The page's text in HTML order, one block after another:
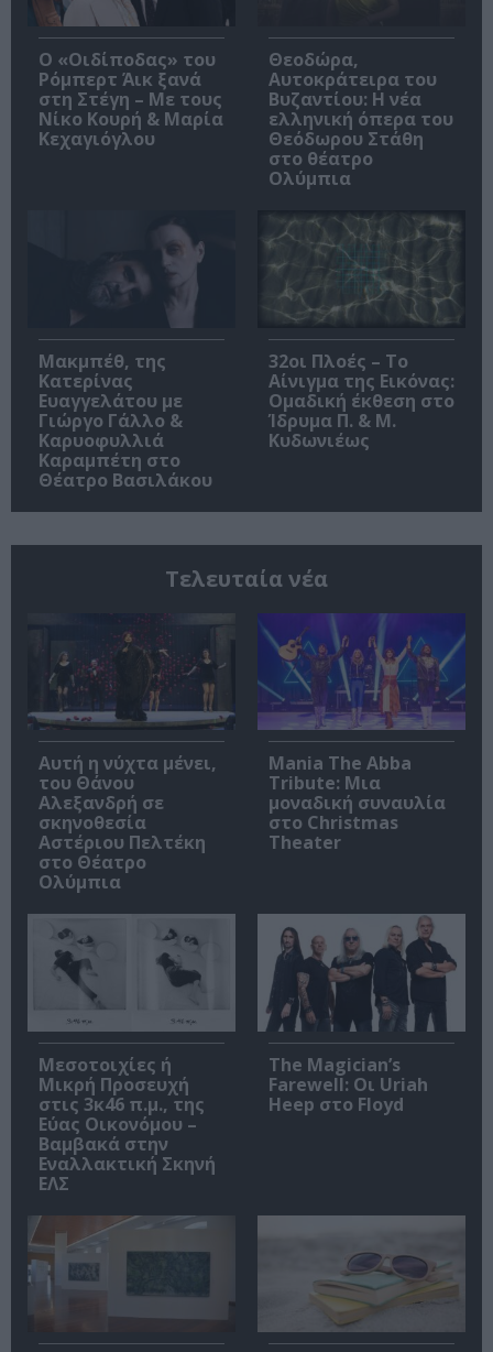
O «Οιδίποδας» του
Ρόμπερτ Άικ ξανά
στη Στέγη – Με τους
Νίκο Κουρή & Μαρία
Κεχαγιόγλου
Θεοδώρα,
Αυτοκράτειρα του
Βυζαντίου: Η νέα
ελληνική όπερα του
Θεόδωρου Στάθη
στο θέατρο
Ολύμπια
Μακμπέθ, της
Κατερίνας
Ευαγγελάτου με
Γιώργο Γάλλο &
Καρυοφυλλιά
Καραμπέτη στο
Θέατρο Βασιλάκου
32οι Πλοές – Το
Αίνιγμα της Εικόνας:
Ομαδική έκθεση στο
Ίδρυμα Π. & Μ.
Κυδωνιέως
Τελευταία νέα
Αυτή η νύχτα μένει,
του Θάνου
Αλεξανδρή σε
σκηνοθεσία
Αστέριου Πελτέκη
στο Θέατρο
Ολύμπια
Mania The Abba
Tribute: Μια
μοναδική συναυλία
στο Christmas
Theater
Μεσοτοιχίες ή
Μικρή Προσευχή
στις 3κ46 π.μ., της
Εύας Οικονόμου –
Βαμβακά στην
Εναλλακτική Σκηνή
ΕΛΣ
The Magician’s
Farewell: Οι Uriah
Heep στο Floyd